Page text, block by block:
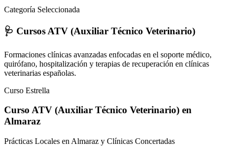
Categoría Seleccionada
🩺 Cursos ATV (Auxiliar Técnico Veterinario)
Formaciones clínicas avanzadas enfocadas en el soporte médico,
quirófano, hospitalización y terapias de recuperación en clínicas
veterinarias españolas.
Curso Estrella
Curso ATV (Auxiliar Técnico Veterinario) en
Almaraz
Prácticas Locales en Almaraz y Clínicas Concertadas